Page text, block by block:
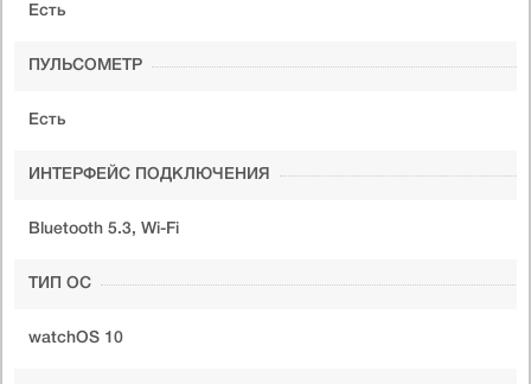
Есть
ПУЛЬСОМЕТР
Есть
ИНТЕРФЕЙС ПОДКЛЮЧЕНИЯ
Bluetooth 5.3, Wi-Fi
ТИП ОС
watchOS 10